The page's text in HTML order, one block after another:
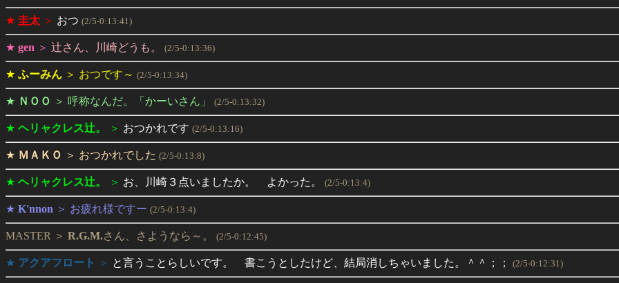
★ 圭太 ＞ おつ (2/5-0:13:41)
★ gen ＞ 辻さん、川崎どうも。 (2/5-0:13:36)
★ ふーみん ＞ おつです～ (2/5-0:13:34)
★ ＮＯＯ ＞ 呼称なんだ。「かーいさん」 (2/5-0:13:32)
★ ヘリャクレス辻。 ＞ おつかれです (2/5-0:13:16)
★ ＭＡＫＯ ＞ おつかれでした (2/5-0:13:8)
★ ヘリャクレス辻。 ＞ お、川崎３点いましたか。 よかった。 (2/5-0:13:4)
★ K'nnon ＞ お疲れ様ですー (2/5-0:13:4)
MASTER ＞ R.G.M.さん、さようなら～。 (2/5-0:12:45)
★ アクアフロート ＞ と言うことらしいです。 書こうとしたけど、結局消しちゃいました。＾＾；； (2/5-0:12:31)